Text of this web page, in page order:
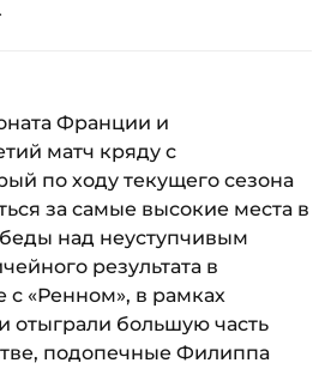
Франции и
матч кряду с
по ходу текущего сезона
за самые высокие места в
над неуступчивым
результата в
«Ренном», в рамках
отыграли большую часть
подопечные Филиппа